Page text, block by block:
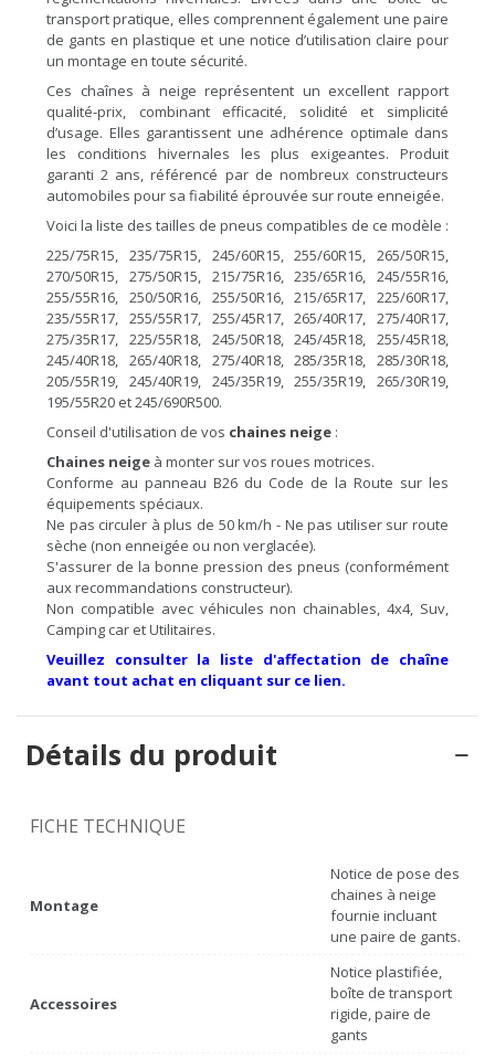
transport pratique, elles comprennent également une paire
de gants en plastique et une notice d’utilisation claire pour
un montage en toute sécurité.
Ces chaînes à neige représentent un excellent rapport
qualité-prix, combinant efficacité, solidité et simplicité
d’usage. Elles garantissent une adhérence optimale dans
les conditions hivernales les plus exigeantes. Produit
garanti 2 ans, référencé par de nombreux constructeurs
automobiles pour sa fiabilité éprouvée sur route enneigée.
Voici la liste des tailles de pneus compatibles de ce modèle :
225/75R15, 235/75R15, 245/60R15, 255/60R15, 265/50R15,
270/50R15, 275/50R15, 215/75R16, 235/65R16, 245/55R16,
255/55R16, 250/50R16, 255/50R16, 215/65R17, 225/60R17,
235/55R17, 255/55R17, 255/45R17, 265/40R17, 275/40R17,
275/35R17, 225/55R18, 245/50R18, 245/45R18, 255/45R18,
245/40R18, 265/40R18, 275/40R18, 285/35R18, 285/30R18,
205/55R19, 245/40R19, 245/35R19, 255/35R19, 265/30R19,
195/55R20 et 245/690R500.
Conseil d'utilisation de vos chaines neige :
Chaines neige à monter sur vos roues motrices.
Conforme au panneau B26 du Code de la Route sur les
équipements spéciaux.
Ne pas circuler à plus de 50 km/h - Ne pas utiliser sur route
sèche (non enneigée ou non verglacée).
S'assurer de la bonne pression des pneus (conformément
aux recommandations constructeur).
Non compatible avec véhicules non chainables, 4x4, Suv,
Camping car et Utilitaires.
Veuillez consulter la liste d'affectation de chaîne
avant tout achat en cliquant sur ce lien.
Détails du produit
FICHE TECHNIQUE
Montage
Notice de pose des
chaines à neige
fournie incluant
une paire de gants.
Accessoires
Notice plastifiée,
boîte de transport
rigide, paire de
gants